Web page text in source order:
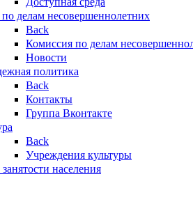
делам несовершеннолетних
Back
Комиссия по делам
Новости
политика
Back
Контакты
Группа Вконтакте
Back
Учреждения культуры
населения